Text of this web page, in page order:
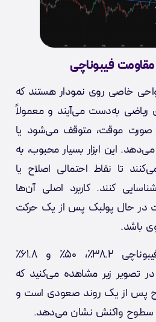
فیبوناچی
خاصی روی نمودار هستند که
به‌دست می‌آیند و معمولاً
موقت، متوقف می‌شود یا
این ابزار بسیار محبوب، به
تا نقاط احتمالی اصلاح یا
کنند. کاربرد اصلی آن‌ها
در حال پولبک پس از یک حرکت
باشد.
رایج‌ترین سطوح فیبوناچی ۳۸.۲٪، ۵۰٪ و ۶۱.۸٪
تصویر زیر مشاهده می‌کنید که
پس از یک روند صعودی است و
سطوح واکنش نشان می‌دهد.